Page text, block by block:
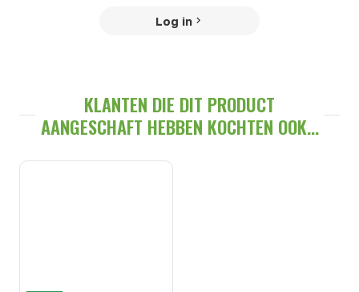
Log in
KLANTEN DIE DIT PRODUCT
AANGESCHAFT HEBBEN KOCHTEN OOK...